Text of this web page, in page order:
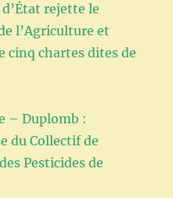
d’État rejette le
l’Agriculture et
cinq chartes dites de
– Duplomb :
du Collectif de
Pesticides de